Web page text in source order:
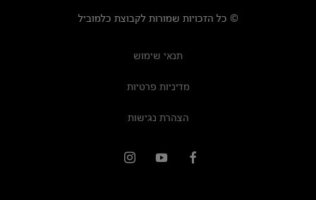
© כל הזכויות שמורות לקבוצת כלמוביל
תנאי שימוש
מדיניות פרטיות
הצהרת נגישות